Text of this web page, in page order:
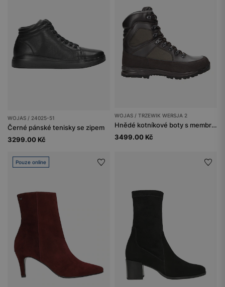
WOJAS / 24025-51
Černé pánské tenisky se zipem
3299.00 Kč
WOJAS / TRZEWIK WERSJA 2
Hnědé kotníkové boty s membránou Sympatex, odolné proti propíchnutí podrážky a promokání.
3499.00 Kč
Pouze online